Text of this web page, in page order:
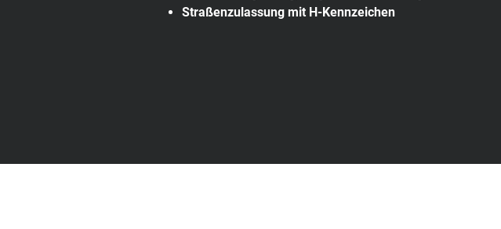
Straßenzulassung mit H-Kennzeichen